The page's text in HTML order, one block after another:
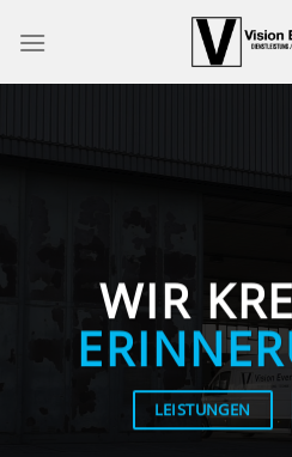
WIR
LEISTUNGEN